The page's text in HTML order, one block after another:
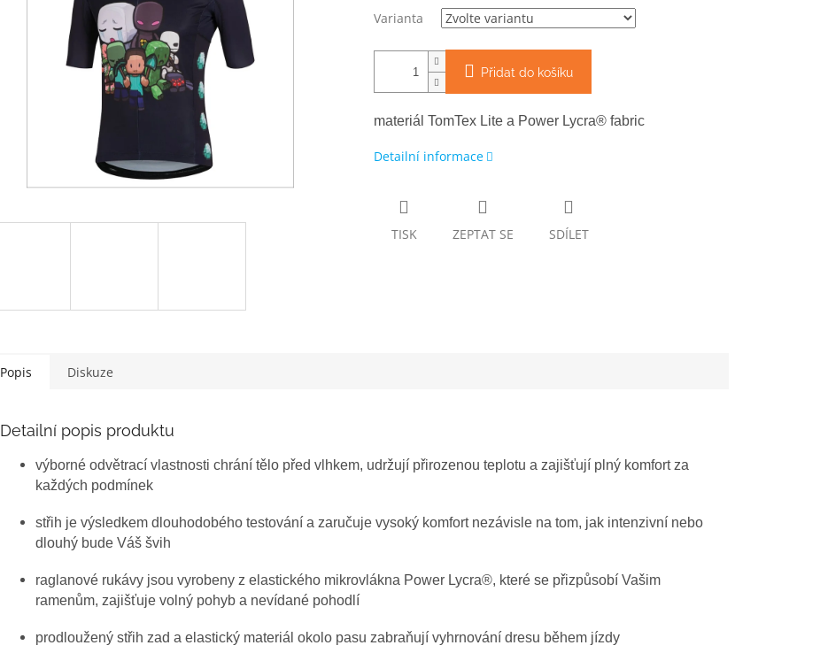
Varianta
Přidat do košíku
materiál TomTex Lite a Power Lycra® fabric
Detailní informace
TISK ZEPTAT SE SDÍLET
Popis Diskuze
Detailní popis produktu
výborné odvětrací vlastnosti chrání tělo před vlhkem, udržují přirozenou teplotu a zajišťují plný komfort za
každých podmínek
střih je výsledkem dlouhodobého testování a zaručuje vysoký komfort nezávisle na tom, jak intenzivní nebo
dlouhý bude Váš švih
raglanové rukávy jsou vyrobeny z elastického mikrovlákna Power Lycra®, které se přizpůsobí Vašim
ramenům, zajišťuje volný pohyb a nevídané pohodlí
prodloužený střih zad a elastický materiál okolo pasu zabraňují vyhrnování dresu během jízdy